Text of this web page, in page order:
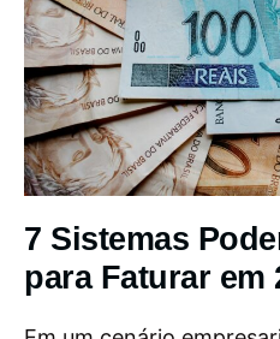
7 Sistemas
para Faturar em